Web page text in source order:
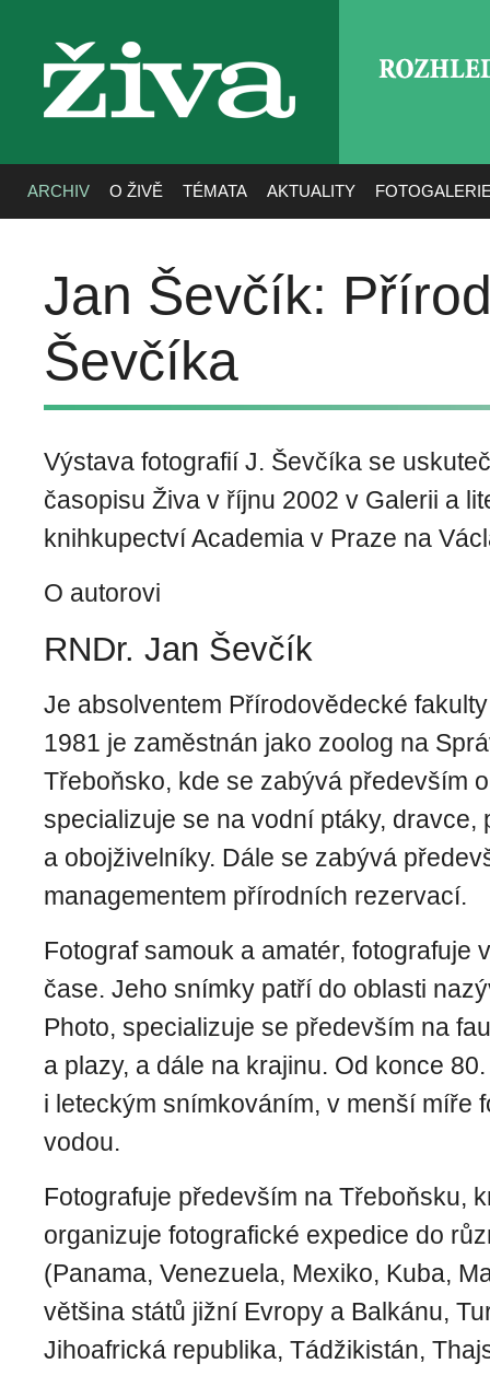
živa
ARCHIV O ŽIVĚ TÉMATA AKTUALITY
Jan Ševčík:
Ševčíka
Výstava fotografií J. Ševčíka se
časopisu Živa v říjnu 2002 v Galerii a
knihkupectví Academia v Praze na
O autorovi
RNDr. Jan Ševčík
Je absolventem Přírodovědecké
1981 je zaměstnán jako zoolog na
Třeboňsko, kde se zabývá především
specializuje se na vodní ptáky, dravce,
a obojživelníky. Dále se zabývá
managementem přírodních rezervací.
Fotograf samouk a amatér, fotografuje
čase. Jeho snímky patří do oblasti
Photo, specializuje se především na
a plazy, a dále na krajinu. Od konce
i leteckým snímkováním, v menší míře
vodou.
Fotografuje především na Třeboňsku,
organizuje fotografické expedice do
(Panama, Venezuela, Mexiko, Kuba,
většina států jižní Evropy a Balkánu,
Jihoafrická republika, Tádžikistán,